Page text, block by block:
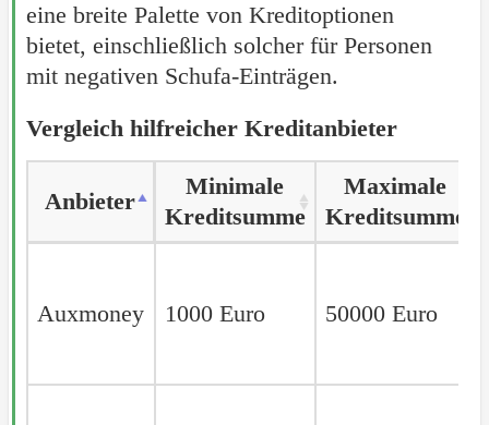
eine breite Palette von Kreditoptionen
bietet, einschließlich solcher für Personen
mit negativen Schufa-Einträgen.
Vergleich hilfreicher Kreditanbieter
Anbieter
Minimale
Kreditsumme
Maximale
Kreditsumme
Auxmoney
1000 Euro 50000 Euro
Anbieter
Auxmoney